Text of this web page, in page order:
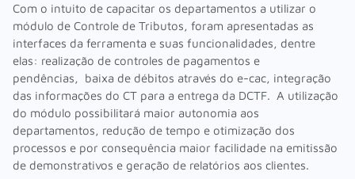
Com o intuito de capacitar os departamentos a utilizar o
módulo de Controle de Tributos, foram apresentadas as
interfaces da ferramenta e suas funcionalidades, dentre
elas: realização de controles de pagamentos e
pendências, baixa de débitos através do e-cac, integração
das informações do CT para a entrega da DCTF. A utilização
do módulo possibilitará maior autonomia aos
departamentos, redução de tempo e otimização dos
processos e por consequência maior facilidade na emitissão
de demonstrativos e geração de relatórios aos clientes.